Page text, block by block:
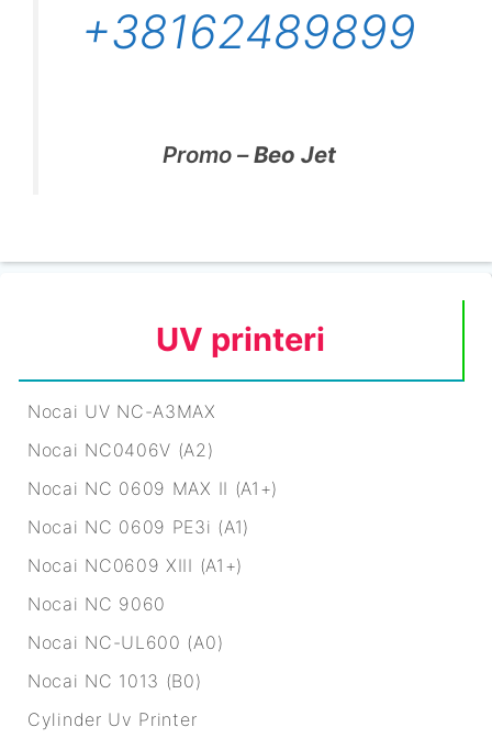
+38162489899
Promo –Beo Jet
UV printeri
Nocai UV NC-A3MAX
Nocai NC0406V (A2)
Nocai NC 0609 MAX II (A1+)
Nocai NC 0609 PE3i (A1)
Nocai NC0609 XIII (A1+)
Nocai NC 9060
Nocai NC-UL600 (A0)
Nocai NC 1013 (B0)
Cylinder Uv Printer